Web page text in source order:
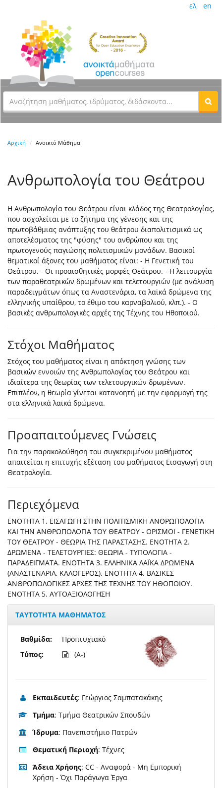
ελ en
Αρχική Ανοικτό Μάθημα
Ανθρωπολογία του Θεάτρου
Η Ανθρωπολογία του Θεάτρου είναι κλάδος της Θεατρολογίας,
που ασχολείται με το ζήτημα της γένεσης και της
πρωτοβάθμιας ανάπτυξης του θεάτρου διαπολιτισμικά ως
αποτελέσματος της "φύσης" του ανθρώπου και της
πρωτογενούς παγιώσης πολιτισμικών μονάδων. Βασικοί
θεματικοί άξονες του μαθήματος είναι: - Η Γενετική του
Θεάτρου. - Οι προαισθητικές μορφές Θεάτρου. - Η λειτουργία
των παραθεατρικών δρωμένων και τελετουργιών (με ανάλυση
παραδειγμάτων όπως τα Αναστενάρια, τα λαϊκά δρώμενα της
ελληνικής υπαίθρου, το έθιμο του καρναβαλιού, κλπ.). - Ο
βασικές ανθρωπολογικές αρχές της Τέχνης του Ηθοποιού.
Στόχοι Μαθήματος
Στόχος του μαθήματος είναι η απόκτηση γνώσης των
βασικών εννοιών της Ανθρωπολογίας του Θεάτρου και
ιδιαίτερα της θεωρίας των τελετουργικών δρωμένων.
Επιπλέον, η θεωρία γίνεται κατανοητή με την εφαρμογή της
στα ελληνικά λαϊκά δρώμενα.
Προαπαιτούμενες Γνώσεις
Για την παρακολούθηση του συγκεκριμένου μαθήματος
απαιτείται η επιτυχής εξέταση του μαθήματος Εισαγωγή στη
Θεατρολογία.
Περιεχόμενα
ENOTHTA 1. ΕΙΣΑΓΩΓΗ ΣΤΗΝ ΠΟΛΙΤΙΣΜΙΚΗ ΑΝΘΡΩΠΟΛΟΓΙΑ
ΚΑΙ ΤΗΝ ΑΝΘΡΩΠΟΛΟΓΙΑ ΤΟΥ ΘΕΑΤΡΟΥ - ΟΡΙΣΜΟΙ - ΓΕΝΕΤΙΚΗ
ΤΟΥ ΘΕΑΤΡΟΥ - ΘΕΩΡΙΑ ΤΗΣ ΠΑΡΑΣΤΑΣΗΣ. ΕΝΟΤΗΤΑ 2.
ΔΡΩΜΕΝΑ - ΤΕΛΕΤΟΥΡΓΙΕΣ: ΘΕΩΡΙΑ - ΤΥΠΟΛΟΓΙΑ -
ΠΑΡΑΔΕΙΓΜΑΤΑ. ΕΝΟΤΗΤΑ 3. ΕΛΛΗΝΙΚΑ ΛΑΪΚΑ ΔΡΩΜΕΝΑ
(ΑΝΑΣΤΕΝΑΡΙΑ, ΚΑΛΟΓΕΡΟΣ). ΕΝΟΤΗΤΑ 4. ΒΑΣΙΚΕΣ
ΑΝΘΡΩΠΟΛΟΓΙΚΕΣ ΑΡΧΕΣ ΤΗΣ ΤΕΧΝΗΣ ΤΟΥ ΗΘΟΠΟΙΟΥ.
ENOTHTA 5. ΑΥΤΟΑΞΙΟΛΟΓΗΣΗ
ΤΑΥΤΟΤΗΤΑ ΜΑΘΗΜΑΤΟΣ
Βαθμίδα:
Τύπος:
Προπτυχιακό
(A-)
Εκπαιδευτές: Γεώργιος Σαμπατακάκης
Τμήμα: Τμήμα Θεατρικών Σπουδών
Ίδρυμα: Πανεπιστήμιο Πατρών
Θεματική Περιοχή: Τέχνες
Άδεια Χρήσης: CC - Αναφορά - Μη Εμπορική
Χρήση - Όχι Παράγωγα Έργα